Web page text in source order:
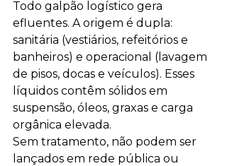
Todo galpão logístico gera
efluentes. A origem é dupla:
sanitária (vestiários, refeitórios e
banheiros) e operacional (lavagem
de pisos, docas e veículos). Esses
líquidos contêm sólidos em
suspensão, óleos, graxas e carga
orgânica elevada.
Sem tratamento, não podem ser
lançados em rede pública ou